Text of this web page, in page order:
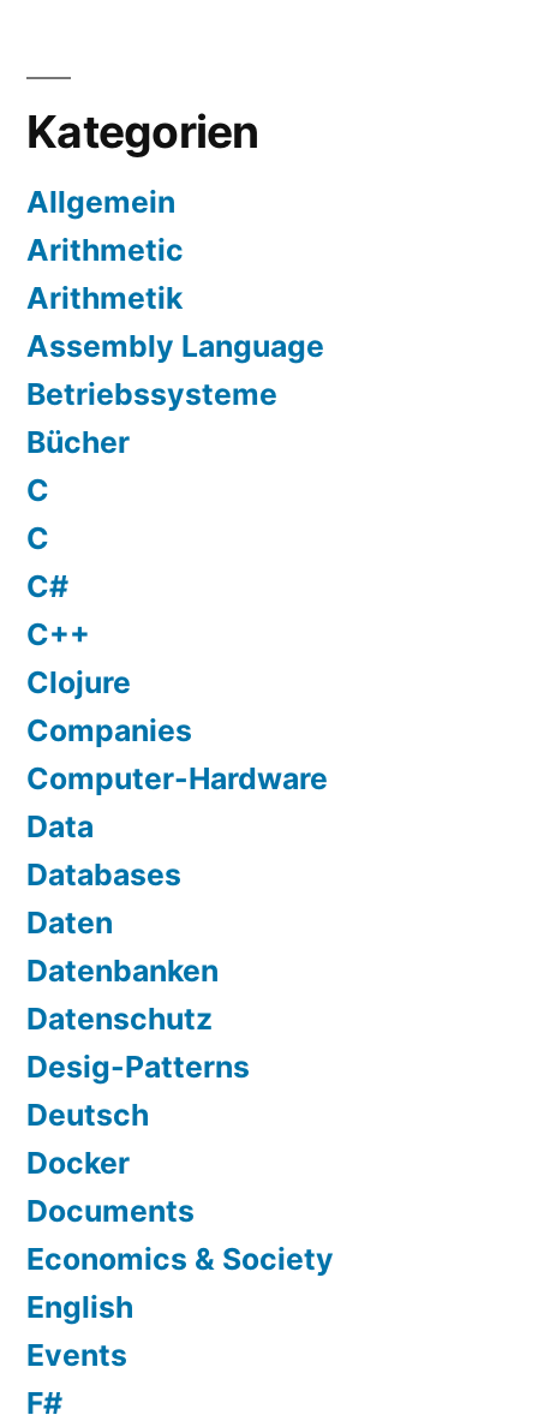
Kategorien
Allgemein
Arithmetic
Arithmetik
Assembly Language
Betriebssysteme
Bücher
C
C
C#
C++
Clojure
Companies
Computer-Hardware
Data
Databases
Daten
Datenbanken
Datenschutz
Desig-Patterns
Deutsch
Docker
Documents
Economics & Society
English
Events
F#